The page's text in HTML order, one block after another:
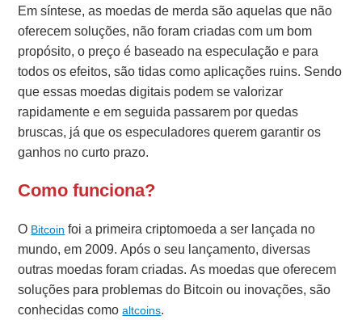
Em síntese, as moedas de merda são aquelas que não
oferecem soluções, não foram criadas com um bom
propósito, o preço é baseado na especulação e para
todos os efeitos, são tidas como aplicações ruins. Sendo
que essas moedas digitais podem se valorizar
rapidamente e em seguida passarem por quedas
bruscas, já que os especuladores querem garantir os
ganhos no curto prazo.
Como funciona?
O Bitcoin foi a primeira criptomoeda a ser lançada no
mundo, em 2009. Após o seu lançamento, diversas
outras moedas foram criadas. As moedas que oferecem
soluções para problemas do Bitcoin ou inovações, são
conhecidas comoaltcoins.